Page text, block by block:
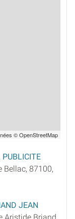
© OpenStreetMap
PUBLICITE
Bellac, 87100,
JEAN